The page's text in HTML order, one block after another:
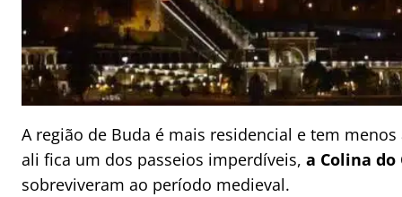
A região de Buda é mais residencial e tem
ali fica um dos passeios imperdíveis, a Colina do
sobreviveram ao período medieval.